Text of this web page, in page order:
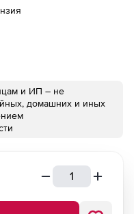
и ИП – не
домашних и иных